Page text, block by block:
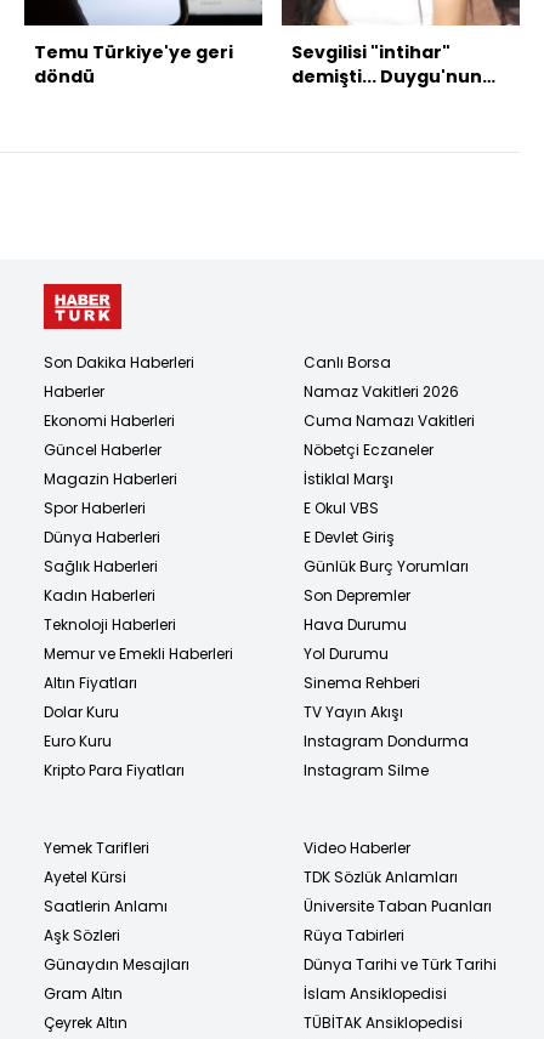
Temu Türkiye'ye geri
döndü
Sevgilisi "intihar"
demişti... Duygu'nun
Son Dakika Haberleri
Haberler
Ekonomi Haberleri
Güncel Haberler
Magazin Haberleri
Spor Haberleri
Dünya Haberleri
Sağlık Haberleri
Kadın Haberleri
Teknoloji Haberleri
Memur ve Emekli Haberleri
Altın Fiyatları
Dolar Kuru
Euro Kuru
Kripto Para Fiyatları
Canlı Borsa
Namaz Vakitleri 2026
Cuma Namazı Vakitleri
Nöbetçi Eczaneler
İstiklal Marşı
E Okul VBS
E Devlet Giriş
Günlük Burç Yorumları
Son Depremler
Hava Durumu
Yol Durumu
Sinema Rehberi
TV Yayın Akışı
Instagram Dondurma
Instagram Silme
Yemek Tarifleri
Ayetel Kürsi
Saatlerin Anlamı
Aşk Sözleri
Günaydın Mesajları
Gram Altın
Çeyrek Altın
Video Haberler
TDK Sözlük Anlamları
Üniversite Taban Puanları
Rüya Tabirleri
Dünya Tarihi ve Türk Tarihi
İslam Ansiklopedisi
TÜBİTAK Ansiklopedisi